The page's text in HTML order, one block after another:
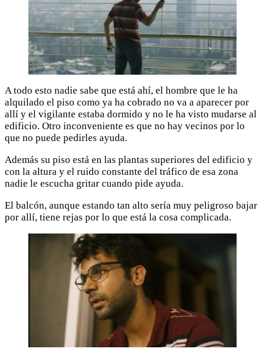
A todo esto nadie sabe que está ahí, el hombre que le ha
alquilado el piso como ya ha cobrado no va a aparecer por
allí y el vigilante estaba dormido y no le ha visto mudarse al
edificio. Otro inconveniente es que no hay vecinos por lo
que no puede pedirles ayuda.
Además su piso está en las plantas superiores del edificio y
con la altura y el ruido constante del tráfico de esa zona
nadie le escucha gritar cuando pide ayuda.
El balcón, aunque estando tan alto sería muy peligroso bajar
por allí, tiene rejas por lo que está la cosa complicada.